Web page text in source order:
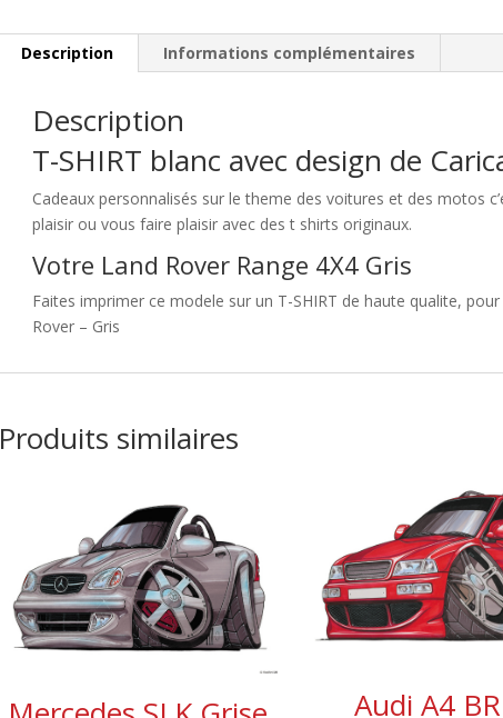
Description Informations complémentaires
Description
T-SHIRT blanc avec design de
Cadeaux personnalisés sur le theme des voitures et des motos
plaisir ou vous faire plaisir avec des t shirts originaux.
Votre Land Rover Range 4X4 Gris
Faites imprimer ce modele sur un T-SHIRT de haute qualite,
Rover – Gris
Produits similaires
Audi A4